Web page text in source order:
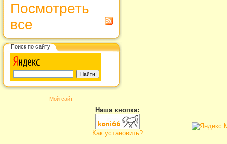
Посмотреть
все
Поиск по сайту
Мой сайт
Наша кнопка:
Как установить?